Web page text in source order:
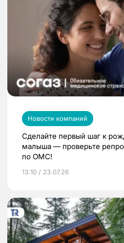
Новости компаний
Сделайте первый шаг к
малыша — проверьте
по ОМС!
13:10 / 23.07.26